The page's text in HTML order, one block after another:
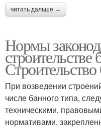
читать дальше →
Нормы
строительстве
При возведении
числе банного типа,
техническими,
нормативами,